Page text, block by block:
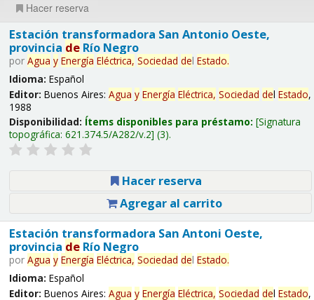
Hacer reserva
Estación transformadora San Antonio Oeste,
provincia deRío Negro
por Agua y Energía Eléctrica, Sociedad del Estado.
Idioma: Español
Editor: Buenos Aires: Agua y Energía Eléctrica, Sociedad del Estado,
1988
Disponibilidad: Ítems disponibles para préstamo: Signatura
topográfica: 621.374.5/A282/v.2 (3).
Hacer reserva
Agregar al carrito
Estación transformadora San Antoni Oeste,
provincia deRío Negro
por Agua y Energía Eléctrica, Sociedad del Estado.
Idioma: Español
Editor: Buenos Aires: Agua y Energía Eléctrica, Sociedad del Estado,